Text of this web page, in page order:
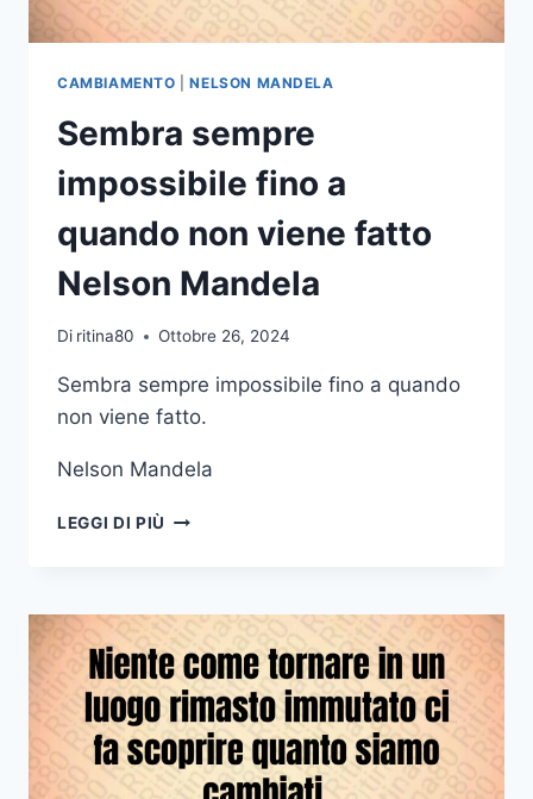
CAMBIAMENTO |NELSON MANDELA
Sembra sempre
impossibile fino a
quando non viene fatto
Nelson Mandela
Di ritina80 Ottobre 26, 2024
Sembra sempre impossibile fino a quando
non viene fatto.
Nelson Mandela
LEGGI DI PIÙ SEMBRA
A
QUANDO
NON
VIENE
FATTO
NELSON
MANDELA